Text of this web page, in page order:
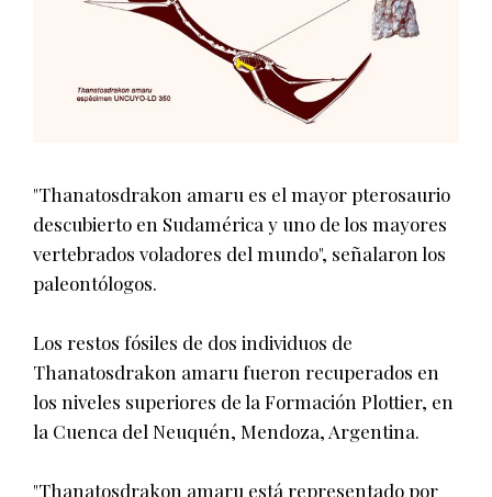
"Thanatosdrakon amaru es el mayor pterosaurio
descubierto en Sudamérica y uno de los mayores
vertebrados voladores del mundo", señalaron los
paleontólogos.
Los restos fósiles de dos individuos de
Thanatosdrakon amaru fueron recuperados en
los niveles superiores de la Formación Plottier, en
la Cuenca del Neuquén, Mendoza, Argentina.
"Thanatosdrakon amaru está representado por